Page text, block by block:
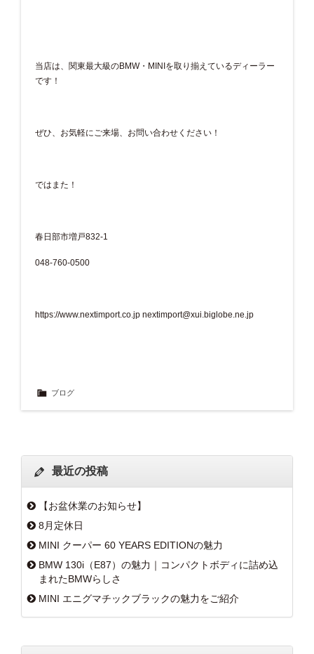
当店は、関東最大級のBMW・MINIを取り揃えているディーラー
です！
ぜひ、お気軽にご来場、お問い合わせください！
ではまた！
春日部市増戸832-1
048-760-0500
https://www.nextimport.co.jp nextimport@xui.biglobe.ne.jp
ブログ
最近の投稿
【お盆休業のお知らせ】
8月定休日
MINI クーパー 60 YEARS EDITIONの魅力
BMW 130i（E87）の魅力｜コンパクトボディに詰め込
まれたBMWらしさ
MINI エニグマチックブラックの魅力をご紹介